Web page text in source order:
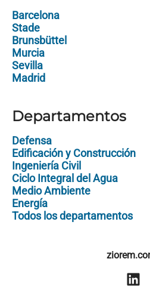
Barcelona
Stade
Brunsbüttel
Murcia
Sevilla
Madrid
Departamentos
Defensa
Edificación y Construcción
Ingeniería Civil
Ciclo Integral del Agua
Medio Ambiente
Energía
Todos los departamentos